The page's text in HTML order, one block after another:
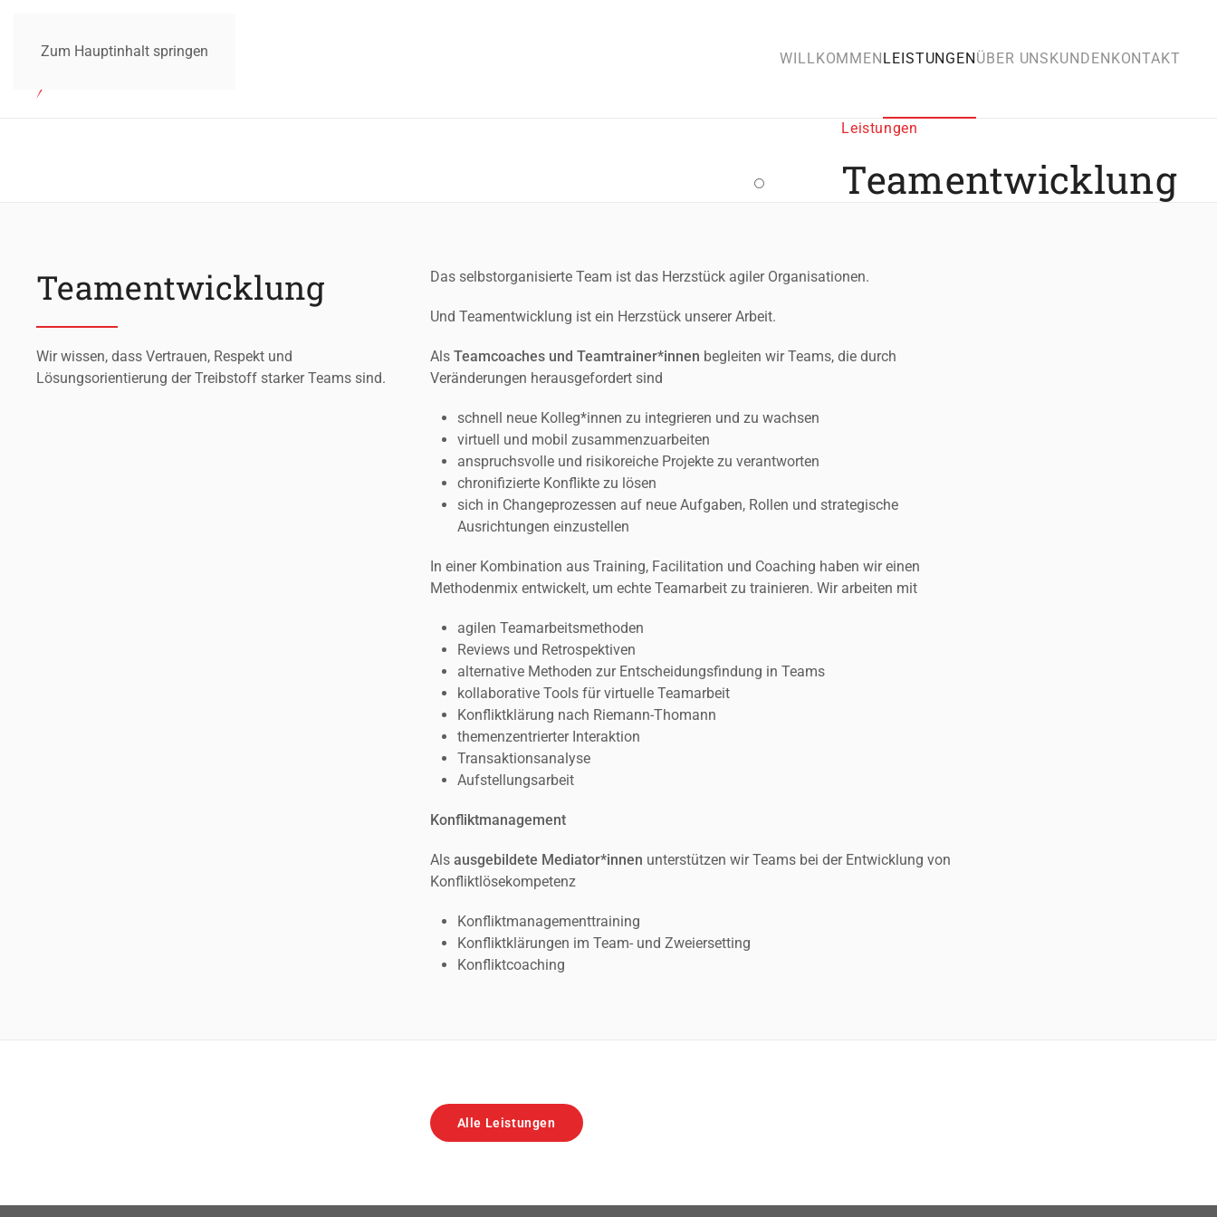
Zum Hauptinhalt springen WILLKOMMENLEISTUNGENÜBER UNSKUNDENKONTAKT
Leistungen
Teamentwicklung
Teamentwicklung
Wir wissen, dass Vertrauen, Respekt und
Lösungsorientierung der Treibstoff starker Teams sind.
Das selbstorganisierte Team ist das Herzstück agiler Organisationen.
Und Teamentwicklung ist ein Herzstück unserer Arbeit.
Als Teamcoaches und Teamtrainer*innen begleiten wir Teams, die durch
Veränderungen herausgefordert sind
schnell neue Kolleg*innen zu integrieren und zu wachsen
virtuell und mobil zusammenzuarbeiten
anspruchsvolle und risikoreiche Projekte zu verantworten
chronifizierte Konflikte zu lösen
sich in Changeprozessen auf neue Aufgaben, Rollen und strategische
Ausrichtungen einzustellen
In einer Kombination aus Training, Facilitation und Coaching haben wir einen
Methodenmix entwickelt, um echte Teamarbeit zu trainieren. Wir arbeiten mit
agilen Teamarbeitsmethoden
Reviews und Retrospektiven
alternative Methoden zur Entscheidungsfindung in Teams
kollaborative Tools für virtuelle Teamarbeit
Konfliktklärung nach Riemann-Thomann
themenzentrierter Interaktion
Transaktionsanalyse
Aufstellungsarbeit
Konfliktmanagement
Als ausgebildete Mediator*innen unterstützen wir Teams bei der Entwicklung von
Konfliktlösekompetenz
Konfliktmanagementtraining
Konfliktklärungen im Team- und Zweiersetting
Konfliktcoaching
Alle Leistungen